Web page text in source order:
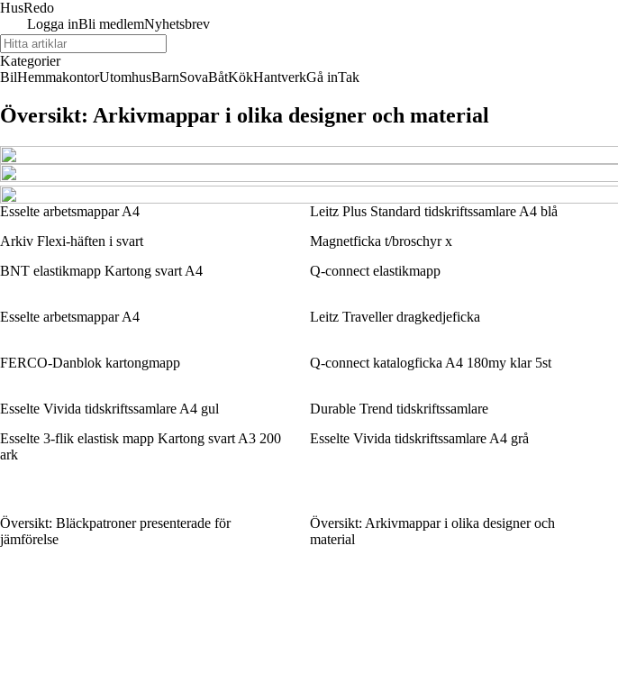
HusRedo
Logga inBli medlemNyhetsbrev
Kategorier
BilHemmakontorUtomhusBarnSovaBåtKökHantverkGå inTak
Översikt: Arkivmappar i olika designer och material
Esselte arbetsmappar A4 Leitz Plus Standard tidskriftssamlare A4 blå
Arkiv Flexi-häften i svart
Magnetficka t/broschyr x
BNT elastikmapp Kartong svart A4
Q-connect elastikmapp
Esselte arbetsmappar A4
Leitz Traveller dragkedjeficka
FERCO-Danblok kartongmapp Q-connect katalogficka A4 180my klar 5st
Esselte Vivida tidskriftssamlare A4 gul Durable Trend tidskriftssamlare
Esselte 3-flik elastisk mapp Kartong svart A3 200
ark
Esselte Vivida tidskriftssamlare A4 grå
Översikt: Bläckpatroner presenterade för
jämförelse
Översikt: Arkivmappar i olika designer och
material